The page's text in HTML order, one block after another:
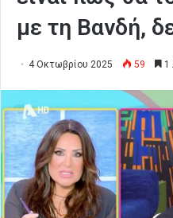
με τη Βανδή,
4 Οκτωβρίου 2025 59 1